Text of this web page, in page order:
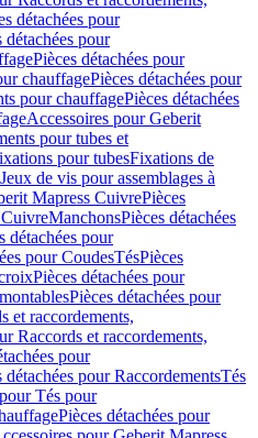
détachées pour
détachées pour
Pièces détachées pour
chauffagePièces détachées pour
pour chauffagePièces détachées
Accessoires pour Geberit
pour tubes et
pour tubesFixations de
Jeux de vis pour assemblages à
Mapress CuivrePièces
CuivreManchonsPièces détachées
détachées pour
pour CoudesTésPièces
Pièces détachées pour
Pièces détachées pour
et raccordements,
Raccords et raccordements,
pour
détachées pour RaccordementsTés
Tés pour
Pièces détachées pour